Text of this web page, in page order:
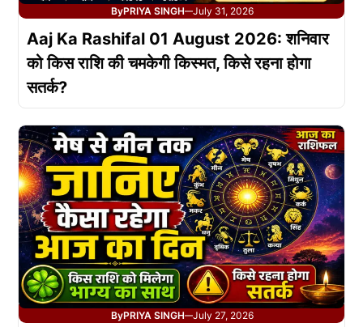
ByPRIYA SINGH—July 31, 2026
Aaj Ka Rashifal 01 August 2026: शनिवार
को किस राशि की चमकेगी किस्मत, किसे रहना होगा
सतर्क?
ByPRIYA SINGH—July 27, 2026